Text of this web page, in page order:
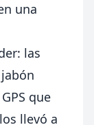
una
las
que
llevó a